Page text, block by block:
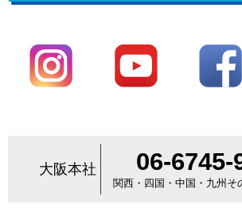
大阪本社 06-6745-
関西・四国・中国・九州そ